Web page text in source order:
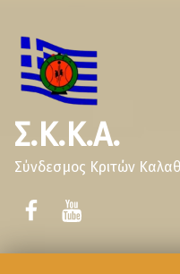
Σ.Κ.Κ.Α.
Σύνδεσμος Κριτών